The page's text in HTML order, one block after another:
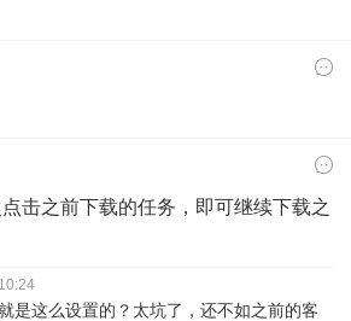
击之前下载的任务，即可继续下载之
是这么设置的？太坑了，还不如之前的客